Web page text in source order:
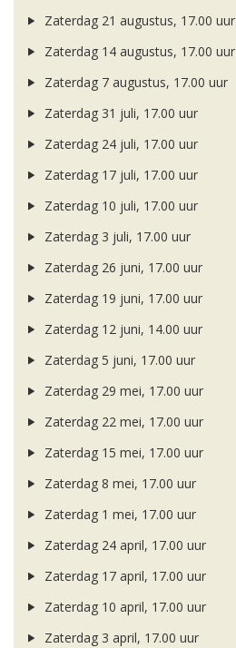
Zaterdag 21 augustus, 17.00 uur
Zaterdag 14 augustus, 17.00 uur
Zaterdag 7 augustus, 17.00 uur
Zaterdag 31 juli, 17.00 uur
Zaterdag 24 juli, 17.00 uur
Zaterdag 17 juli, 17.00 uur
Zaterdag 10 juli, 17.00 uur
Zaterdag 3 juli, 17.00 uur
Zaterdag 26 juni, 17.00 uur
Zaterdag 19 juni, 17.00 uur
Zaterdag 12 juni, 14.00 uur
Zaterdag 5 juni, 17.00 uur
Zaterdag 29 mei, 17.00 uur
Zaterdag 22 mei, 17.00 uur
Zaterdag 15 mei, 17.00 uur
Zaterdag 8 mei, 17.00 uur
Zaterdag 1 mei, 17.00 uur
Zaterdag 24 april, 17.00 uur
Zaterdag 17 april, 17.00 uur
Zaterdag 10 april, 17.00 uur
Zaterdag 3 april, 17.00 uur